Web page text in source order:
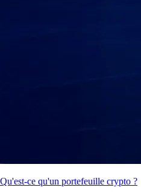
Qu'est-ce qu'un portefeuille crypto ?